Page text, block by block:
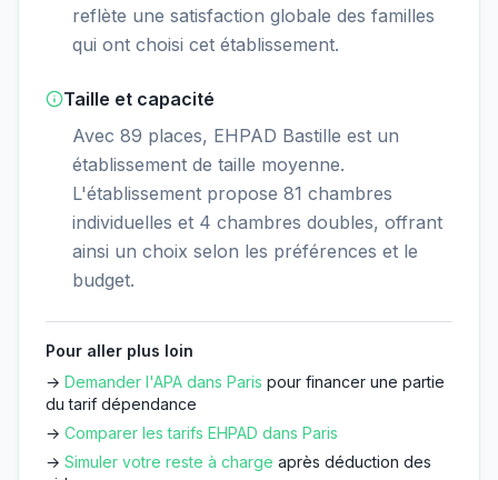
reflète une satisfaction globale des familles
qui ont choisi cet établissement.
Taille et capacité
Avec 89 places, EHPAD Bastille est un
établissement de taille moyenne.
L'établissement propose 81 chambres
individuelles et 4 chambres doubles, offrant
ainsi un choix selon les préférences et le
budget.
Pour aller plus loin
→ Demander l'APA dans Paris pour financer une partie
du tarif dépendance
→ Comparer les tarifs EHPAD dans Paris
→ Simuler votre reste à charge après déduction des